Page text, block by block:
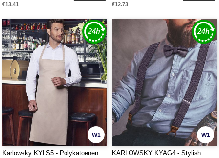
€13.41 €12.73
W1
Karlowsky KYLS5 - Polykatoenen
W1
KARLOWSKY KYAG4 - Stylish